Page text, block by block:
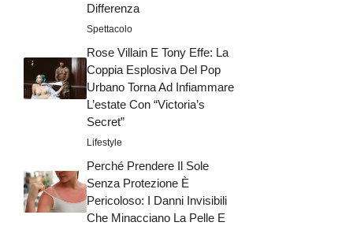
Differenza
Spettacolo
Rose Villain E Tony Effe: La
Coppia Esplosiva Del Pop
Urbano Torna Ad Infiammare
L’estate Con “Victoria’s
Secret”
Lifestyle
Perché Prendere Il Sole
Senza Protezione È
Pericoloso: I Danni Invisibili
Che Minacciano La Pelle E